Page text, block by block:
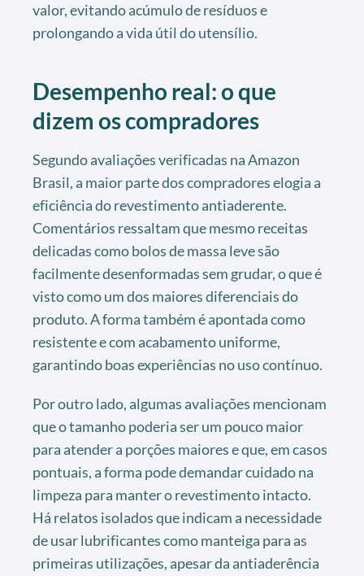
valor, evitando acúmulo de resíduos e
prolongando a vida útil do utensílio.
Desempenho real: o que
dizem os compradores
Segundo avaliações verificadas na Amazon
Brasil, a maior parte dos compradores elogia a
eficiência do revestimento antiaderente.
Comentários ressaltam que mesmo receitas
delicadas como bolos de massa leve são
facilmente desenformadas sem grudar, o que é
visto como um dos maiores diferenciais do
produto. A forma também é apontada como
resistente e com acabamento uniforme,
garantindo boas experiências no uso contínuo.
Por outro lado, algumas avaliações mencionam
que o tamanho poderia ser um pouco maior
para atender a porções maiores e que, em casos
pontuais, a forma pode demandar cuidado na
limpeza para manter o revestimento intacto.
Há relatos isolados que indicam a necessidade
de usar lubrificantes como manteiga para as
primeiras utilizações, apesar da antiaderência